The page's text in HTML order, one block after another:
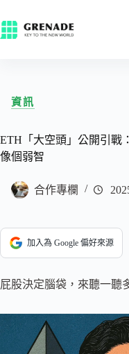
資訊
ETH「大空頭」公開引戰
像個弱智
合作專欄
加入為 Google 偏好來源
屁股決定腦袋，來聽一聽